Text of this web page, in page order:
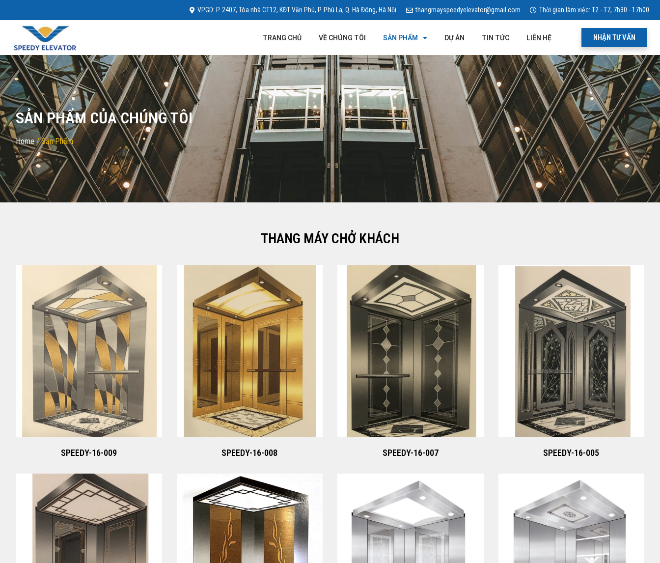
VPGD: P. 2407, Tòa nhà CT12, KĐT Văn Phú, P. Phú La, Q. Hà Đông, Hà Nội thangmayspeedyelevator@gmail.com Thời gian làm việc: T2 - T7, 7h30 - 17h00
TRANG CHỦ VỀ CHÚNG TÔI SẢN PHẨM DỰ ÁN TIN TỨC LIÊN HỆ NHẬN TƯ VẤN
SẢN PHẨM CỦA CHÚNG TÔI
Home/ Sản Phẩm
THANG MÁY CHỞ KHÁCH
SPEEDY-16-009
SPEEDY-16-009
SPEEDY-16-008
SPEEDY-16-008
SPEEDY-16-007
Xem ngay
SPEEDY-16-007
SPEEDY-16-005
Xem ngay
SPEEDY-16-005
SPEEDY-16-004 SPEEDY-16-002 SPEEDY-A